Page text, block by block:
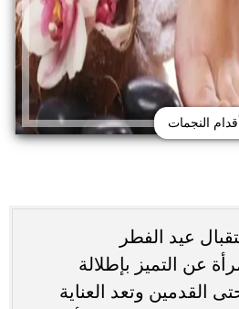
النجمات
عيد الفطر
عن التميز بإطلالة
القدمين وتعد العناية